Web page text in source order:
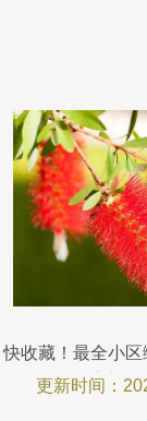
快收藏！最全小
家门口
更新时间：